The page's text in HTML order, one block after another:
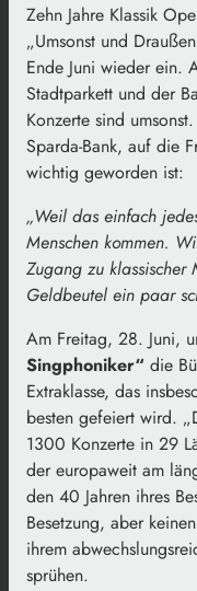
Zehn Jahre Klassik
„Umsonst und
Ende Juni wieder ein.
Stadtparkett und der
Konzerte sind
Sparda-Bank, auf die
wichtig geworden ist:
„Weil das einfach
Menschen kommen.
Zugang zu
Geldbeutel ein paar
Am Freitag, 28. Juni,
Singphoniker“ die
Extraklasse, das
besten gefeiert wird.
1300 Konzerte in 29
der europaweit am
den 40 Jahren ihres
Besetzung, aber
ihrem
sprühen.